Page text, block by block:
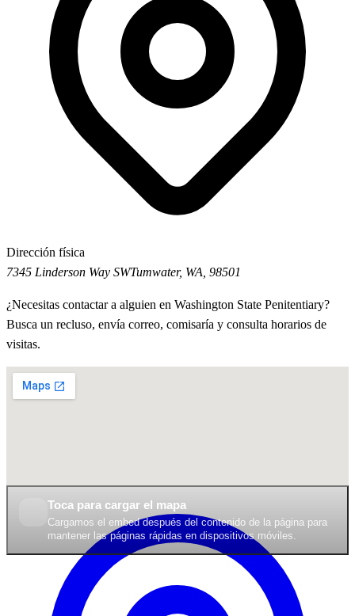
Dirección física
7345 Linderson Way SWTumwater, WA, 98501
¿Necesitas contactar a alguien en Washington State Penitentiary?
Busca un recluso, envía correo, comisaría y consulta horarios de
visitas.
Toca para cargar el mapa
Cargamos el embed después del contenido de la página para
mantener las páginas rápidas en dispositivos móviles.